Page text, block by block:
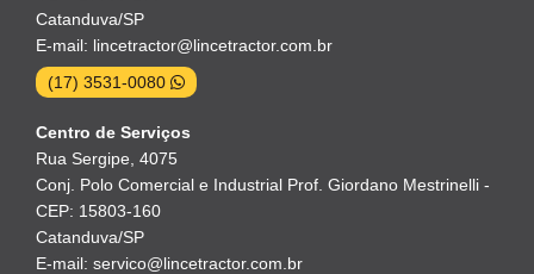
Catanduva/SP
E-mail: lincetractor@lincetractor.com.br
(17) 3531-0080
Centro de Serviços
Rua Sergipe, 4075
Conj. Polo Comercial e Industrial Prof. Giordano Mestrinelli -
CEP: 15803-160
Catanduva/SP
E-mail: servico@lincetractor.com.br